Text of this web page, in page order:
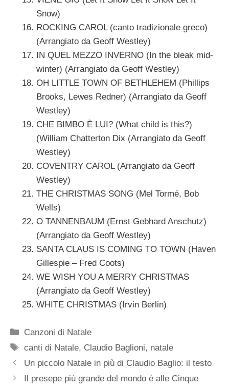
Snow)
ROCKING CAROL (canto tradizionale greco)
(Arrangiato da Geoff Westley)
IN QUEL MEZZO INVERNO (In the bleak mid-
winter) (Arrangiato da Geoff Westley)
OH LITTLE TOWN OF BETHLEHEM (Phillips
Brooks, Lewes Redner) (Arrangiato da Geoff
Westley)
CHE BIMBO È LUI? (What child is this?)
(William Chatterton Dix (Arrangiato da Geoff
Westley)
COVENTRY CAROL (Arrangiato da Geoff
Westley)
THE CHRISTMAS SONG (Mel Tormé, Bob
Wells)
O TANNENBAUM (Ernst Gebhard Anschutz)
(Arrangiato da Geoff Westley)
SANTA CLAUS IS COMING TO TOWN (Haven
Gillespie – Fred Coots)
WE WISH YOU A MERRY CHRISTMAS
(Arrangiato da Geoff Westley)
WHITE CHRISTMAS (Irvin Berlin)
Categorie
Canzoni di Natale
Tag
canti di Natale, Claudio Baglioni, natale
Un piccolo Natale in più di Claudio Baglio: il testo
Il presepe più grande del mondo è alle Cinque